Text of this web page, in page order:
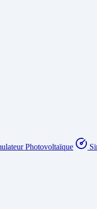
Photovoltaïque